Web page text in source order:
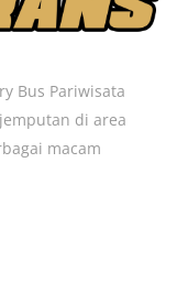
Bus Pariwisata
di area
macam